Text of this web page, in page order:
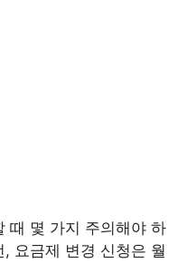
때 몇 가지 주의해야 하
요금제 변경 신청은 월